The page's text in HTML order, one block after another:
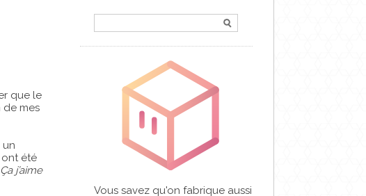
que le
de mes
un
ont été
Ça j’aime
Vous savez qu'on fabrique aussi